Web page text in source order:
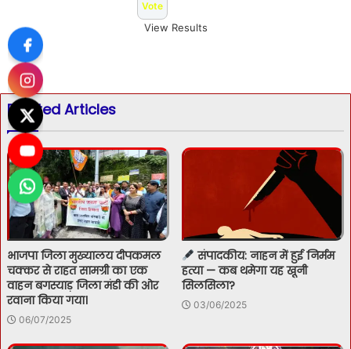
View Results
Related Articles
भाजपा जिला मुख्यालय दीपकमल
चक्कर से राहत सामग्री का एक
वाहन बगस्याड़ जिला मंडी की ओर
रवाना किया गया।
06/07/2025
संपादकीय: नाहन में हुई निर्मम
हत्या — कब थमेगा यह खूनी
सिलसिला?
03/06/2025